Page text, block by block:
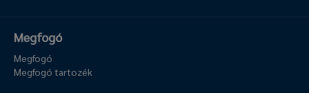
Megfogó
Megfogó
Megfogó tartozék